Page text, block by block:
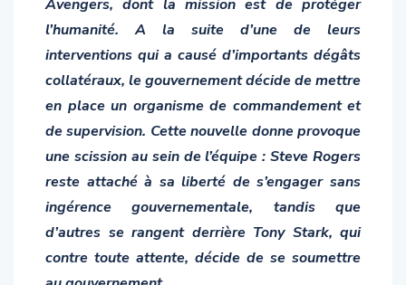
l’humanité. A la suite d’une de leurs
interventions qui a causé d’importants dégâts
collatéraux, le gouvernement décide de mettre
en place un organisme de commandement et
de supervision. Cette nouvelle donne provoque
une scission au sein de l’équipe : Steve Rogers
reste attaché à sa liberté de s’engager sans
ingérence gouvernementale, tandis que
d’autres se rangent derrière Tony Stark, qui
contre toute attente, décide de se soumettre
au gouvernement…